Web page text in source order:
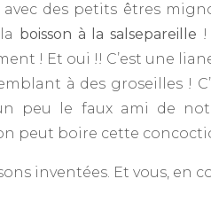
des petits êtres
boisson à la salsepareille
! Et oui !! C’est une
à des groseilles !
peu le faux ami de
peut boire cette
inventées. Et vous, en